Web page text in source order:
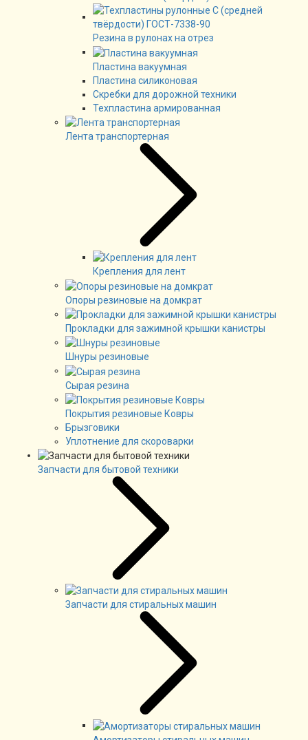
Резина в рулонах на отрез
Пластина вакуумная
Пластина силиконовая
Скребки для дорожной техники
Техпластина армированная
Лента транспортерная
Крепления для лент
Опоры резиновые на домкрат
Прокладки для зажимной крышки канистры
Шнуры резиновые
Сырая резина
Покрытия резиновые Ковры
Брызговики
Уплотнение для скороварки
Запчасти для бытовой техники
Запчасти для стиральных машин